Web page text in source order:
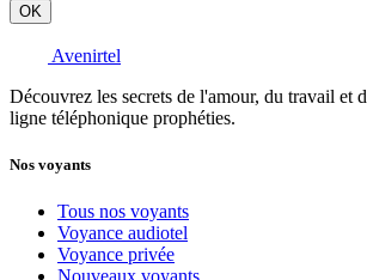
OK
Avenirtel
Découvrez les secrets de l'amour, du travail et
ligne téléphonique prophéties.
Nos voyants
Tous nos voyants
Voyance audiotel
Voyance privée
Nouveaux voyants